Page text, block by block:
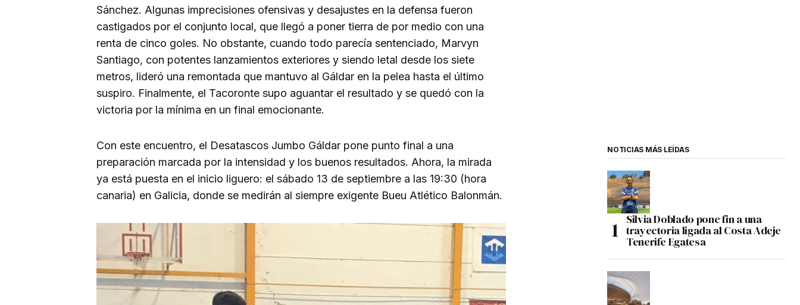
Sánchez. Algunas imprecisiones ofensivas y desajustes en la defensa fueron
castigados por el conjunto local, que llegó a poner tierra de por medio con una
renta de cinco goles. No obstante, cuando todo parecía sentenciado, Marvyn
Santiago, con potentes lanzamientos exteriores y siendo letal desde los siete
metros, lideró una remontada que mantuvo al Gáldar en la pelea hasta el último
suspiro. Finalmente, el Tacoronte supo aguantar el resultado y se quedó con la
victoria por la mínima en un final emocionante.
Con este encuentro, el Desatascos Jumbo Gáldar pone punto final a una
preparación marcada por la intensidad y los buenos resultados. Ahora, la mirada
ya está puesta en el inicio liguero: el sábado 13 de septiembre a las 19:30 (hora
canaria) en Galicia, donde se medirán al siempre exigente Bueu Atlético Balonmán.
NOTICIAS MÁS LEÍDAS
Silvia Doblado pone fin a una
trayectoria ligada al Costa Adeje
Tenerife Egatesa